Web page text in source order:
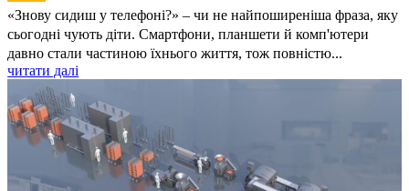
«Знову сидиш у телефоні?» – чи не найпоширеніша фраза, яку
сьогодні чують діти. Смартфони, планшети й комп'ютери
давно стали частиною їхнього життя, тож повністю...
читати далі